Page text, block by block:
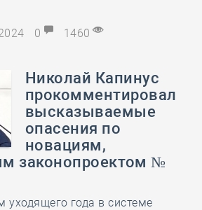
0 1460
Николай Капинус
прокомментировал
высказываемые
опасения по
новациям,
законопроектом №
года в системе